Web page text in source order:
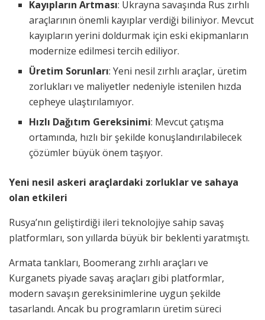
Kayıpların Artması: Ukrayna savaşında Rus zırhlı
araçlarının önemli kayıplar verdiği biliniyor. Mevcut
kayıpların yerini doldurmak için eski ekipmanların
modernize edilmesi tercih ediliyor.
Üretim Sorunları: Yeni nesil zırhlı araçlar, üretim
zorlukları ve maliyetler nedeniyle istenilen hızda
cepheye ulaştırılamıyor.
Hızlı Dağıtım Gereksinimi: Mevcut çatışma
ortamında, hızlı bir şekilde konuşlandırılabilecek
çözümler büyük önem taşıyor.
Yeni nesil askeri araçlardaki zorluklar ve sahaya
olan etkileri
Rusya’nın geliştirdiği ileri teknolojiye sahip savaş
platformları, son yıllarda büyük bir beklenti yaratmıştı.
Armata tankları, Boomerang zırhlı araçları ve
Kurganets piyade savaş araçları gibi platformlar,
modern savaşın gereksinimlerine uygun şekilde
tasarlandı. Ancak bu programların üretim süreci